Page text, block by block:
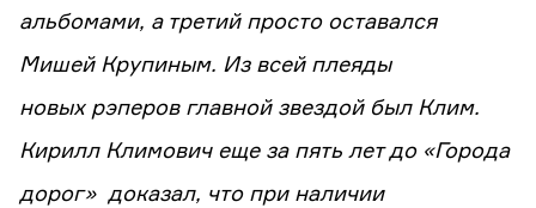
альбомами, а третий просто оставался
Мишей Крупиным. Из всей плеяды
новых рэперов главной звездой был Клим.
Кирилл Климович еще за пять лет до «Города
дорог» доказал, что при наличии